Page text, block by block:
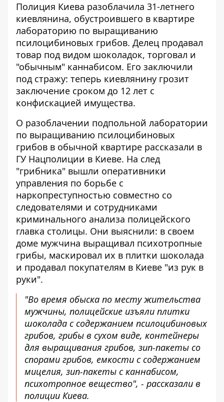
Полиция Киева разоблачила 31-летнего
киевлянина, обустроившего в квартире
лабораторию по выращиванию
псилоцибиновых грибов. Делец продавал
товар под видом шоколадок, торговал и
"обычным" каннабисом. Его заключили
под стражу: теперь киевлянину грозит
заключение сроком до 12 лет с
конфискацией имущества.
О разоблачении подпольной лаборатории
по выращиванию псилоцибиновых
грибов в обычной квартире рассказали в
ГУ Нацполиции в Киеве. На след
"грибника" вышли оперативники
управления по борьбе с
наркопреступностью совместно со
следователями и сотрудниками
криминального анализа полицейского
главка столицы. Они выяснили: в своем
доме мужчина выращивал психотропные
грибы, маскировал их в плитки шоколада
и продавал покупателям в Киеве "из рук в
руки".
"Во время обыска по месту жительства
мужчины, полицейские изъяли плитки
шоколада с содержанием псилоцибиновых
грибов, грибы в сухом виде, контейнеры
для выращивания грибов, зип-пакеты со
спорами грибов, емкости с содержанием
мицелия, зип-пакеты с каннабисом,
психотропное вещество", - рассказали в
полиции Киева.